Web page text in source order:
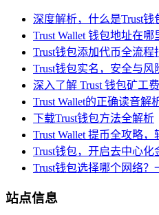
深度解析，什么是Trust钱
Trust Wallet 钱包地址在
Trust钱包添加代币全流程
Trust钱包实名，安全与风
深入了解 Trust 钱包矿工
Trust Wallet的正确读音解
下载Trust钱包方法全解析
Trust Wallet 提币全攻略
Trust钱包，开启去中心化
Trust钱包选择哪个网络
站点信息